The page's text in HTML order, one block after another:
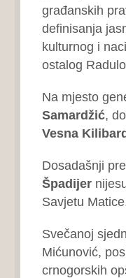
građanskih
definisanja
kulturnog i
ostalog
Na mjesto
Samardžić,
Vesna
Dosadašnji
Špadijer
Savjetu
Svečanoj
Mićunović,
crnogorskih